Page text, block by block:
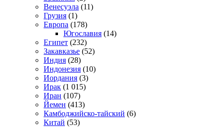
Венесуэла (11)
Грузия (1)
Европа (178)
Югославия (14)
Египет (232)
Закавказье (52)
Индия (28)
Индонезия (10)
Иордания (3)
Ирак (1 015)
Иран (107)
Йемен (413)
Камбоджийско-тайский (6)
Китай (53)